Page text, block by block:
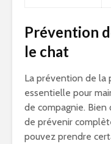
Prévention
le chat
La prévention de la
essentielle pour
de compagnie. Bien
de prévenir
pouvez prendre